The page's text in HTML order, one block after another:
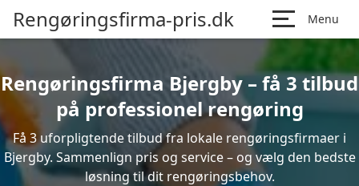
Rengøringsfirma-pris.dk Menu
Rengøringsfirma Bjergby – få 3 tilbud
på professionel rengøring
Få 3 uforpligtende tilbud fra lokale rengøringsfirmaer i
Bjergby. Sammenlign pris og service – og vælg den bedste
løsning til dit rengøringsbehov.